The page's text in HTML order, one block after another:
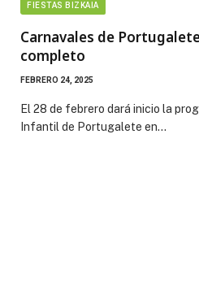
FIESTAS BIZKAIA
Carnavales de
completo
FEBRERO 24, 2025
El 28 de febrero dará inicio la
Infantil de Portugalete en…